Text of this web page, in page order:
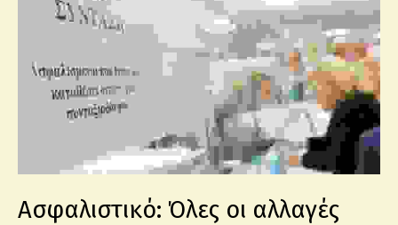
Ασφαλιστικό: Όλες οι αλλαγές